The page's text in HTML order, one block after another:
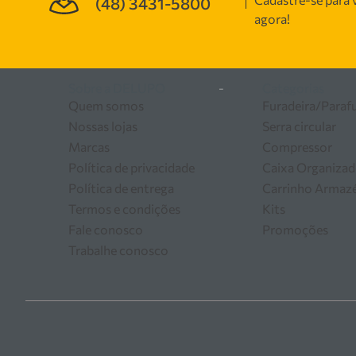
manutenção,
as melhores soluções
agora!
-